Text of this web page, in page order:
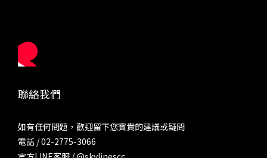
聯絡我們
如有任何問題，歡迎留下您寶貴的建議或疑問
電話 / 02-2775-3066